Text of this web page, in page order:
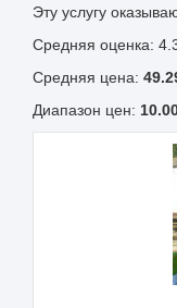
Эту услугу
Средняя оценка:
Средняя цена:
Диапазон цен: